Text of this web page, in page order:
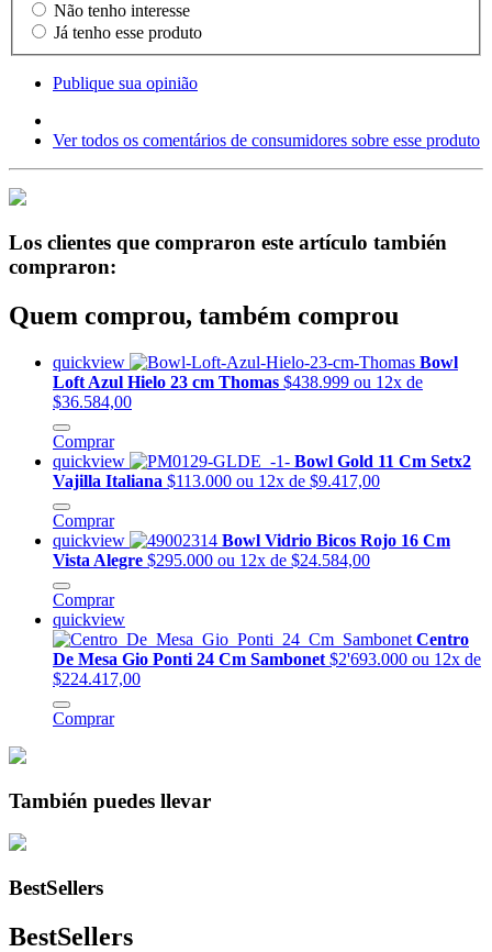
Não tenho interesse
Já tenho esse produto
Publique sua opinião
Ver todos os comentários de consumidores sobre esse produto
Los clientes que compraron este artículo también
compraron:
Quem comprou, também comprou
quickview
Bowl
Loft Azul Hielo 23 cm Thomas $438.999 ou 12x de
$36.584,00
Comprar
quickview
Bowl Gold 11 Cm Setx2
Vajilla Italiana $113.000 ou 12x de $9.417,00
Comprar
quickview
Bowl Vidrio Bicos Rojo 16 Cm
Vista Alegre $295.000 ou 12x de $24.584,00
Comprar
quickview
Centro
De Mesa Gio Ponti 24 Cm Sambonet $2'693.000 ou 12x de
$224.417,00
Comprar
También puedes llevar
BestSellers
BestSellers